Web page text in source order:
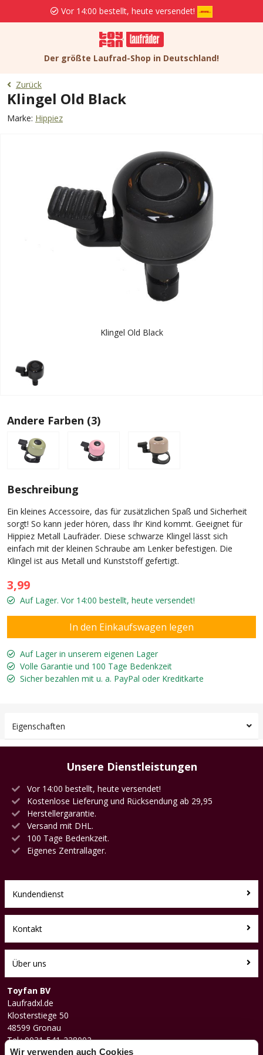
Vor 14:00 bestellt, heute versendet!
Der größte Laufrad-Shop in Deutschland!
Zurück
Klingel Old Black
Marke: Hippiez
Klingel Old Black
Andere Farben (3)
Beschreibung
Ein kleines Accessoire, das für zusätzlichen Spaß und Sicherheit
sorgt! So kann jeder hören, dass Ihr Kind kommt. Geeignet für
Hippiez Metall Laufräder. Diese schwarze Klingel lässt sich
einfach mit der kleinen Schraube am Lenker befestigen. Die
Klingel ist aus Metall und Kunststoff gefertigt.
3,99
Auf Lager. Vor 14:00 bestellt, heute versendet!
Auf Lager in unserem eigenen Lager
Volle Garantie und 100 Tage Bedenkzeit
Sicher bezahlen mit u. a. PayPal oder Kreditkarte
Eigenschaften
Unsere Dienstleistungen
Vor 14:00 bestellt, heute versendet!
Kostenlose Lieferung und Rücksendung ab 29,95
Herstellergarantie.
Versand mit DHL.
100 Tage Bedenkzeit.
Eigenes Zentrallager.
Kundendienst
Kontakt
Über uns
Toyfan BV
Laufradxl.de
Klosterstiege 50
48599 Gronau
Tel.: 0031-541-228002
Facebook
Wir verwenden auch Cookies